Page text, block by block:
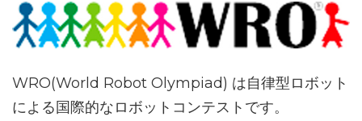
WRO(World Robot Olympiad) は自律型ロボット
による国際的なロボットコンテストです。